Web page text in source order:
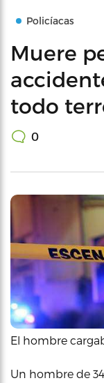
Policíacas
Muere
todo
0
El hombre
Un hombre de